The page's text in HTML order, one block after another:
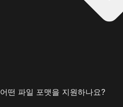
어떤 파일 포맷을 지원하나요?